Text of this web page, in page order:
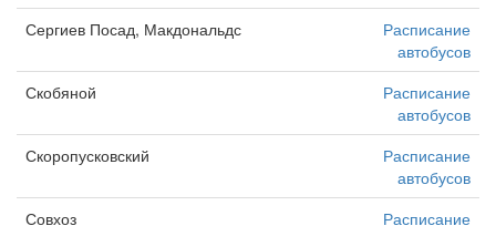
Сергиев Посад, Макдональдс
Расписание
автобусов
Скобяной
Расписание
автобусов
Скоропусковский
Расписание
автобусов
Совхоз
Расписание